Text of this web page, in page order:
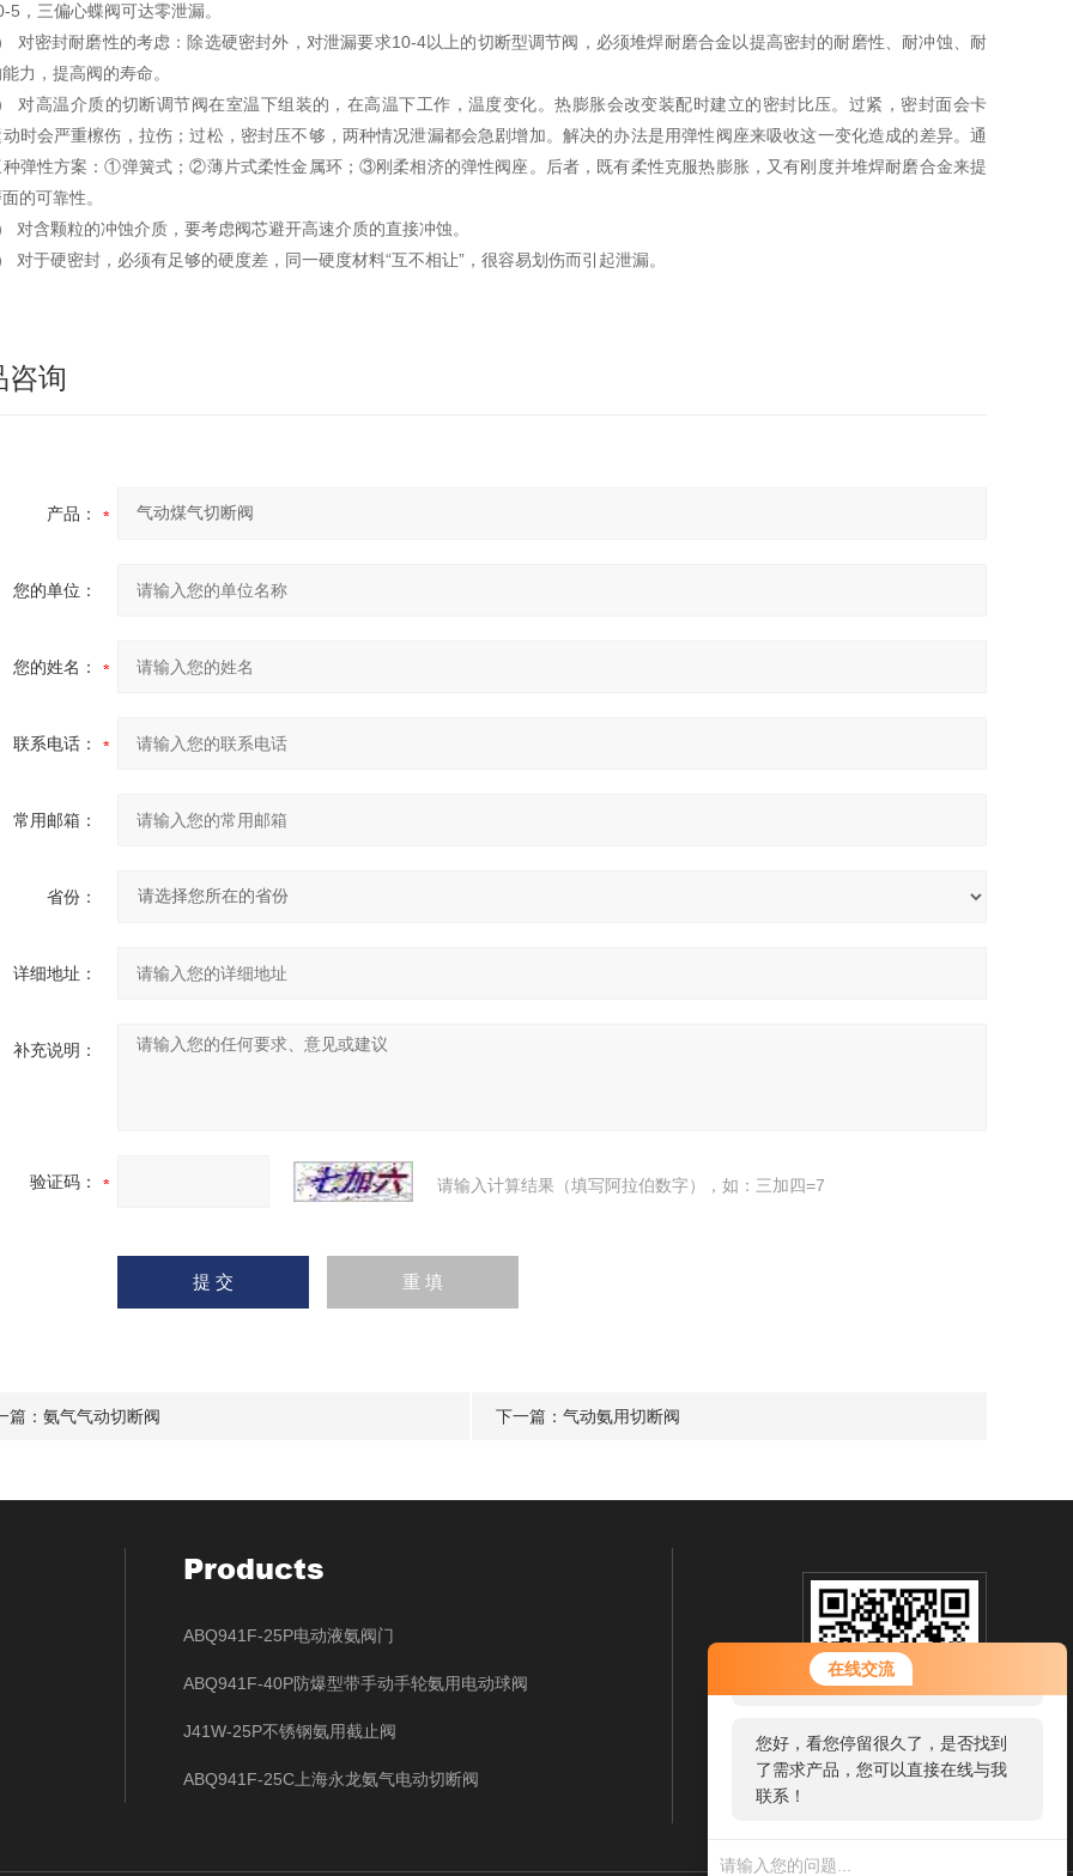
在线交流
您好！欢迎前来咨询，很高兴为您
服务，请问您要咨询什么问题呢？
您好，看您停留很久了，是否找到
了需求产品，您可以直接在线与我
联系！
5，三偏心蝶阀可达零泄漏。
对密封耐磨性的考虑：除选硬密封外，对泄漏要求10-4以上的切断型调节阀，必须堆焊耐磨合金以提高密封的耐磨性、耐冲蚀、耐
力，提高阀的寿命。
对高温介质的切断调节阀在室温下组装的，在高温下工作，温度变化。热膨胀会改变装配时建立的密封比压。过紧，密封面会卡
时会严重檫伤，拉伤；过松，密封压不够，两种情况泄漏都会急剧增加。解决的办法是用弹性阀座来吸收这一变化造成的差异。通
种弹性方案：①弹簧式；②薄片式柔性金属环；③刚柔相济的弹性阀座。后者，既有柔性克服热膨胀，又有刚度并堆焊耐磨合金来提
的可靠性。
对含颗粒的冲蚀介质，要考虑阀芯避开高速介质的直接冲蚀。
对于硬密封，必须有足够的硬度差，同一硬度材料“互不相让”，很容易划伤而引起泄漏。
咨询
产品：
您的单位：
您的姓名：
联系电话：
常用邮箱：
省份：
详细地址：
补充说明：
验证码： 请输入计算结果（填写阿拉伯数字），如：三加四=7
篇： 氨气气动切断阀 下一篇： 气动氨用切断阀
Products
ABQ941F-25P电动液氨阀门
ABQ941F-40P防爆型带手动手轮氨用电动球阀
J41W-25P不锈钢氨用截止阀
ABQ941F-25C上海永龙氨气电动切断阀 扫一扫 微信咨询